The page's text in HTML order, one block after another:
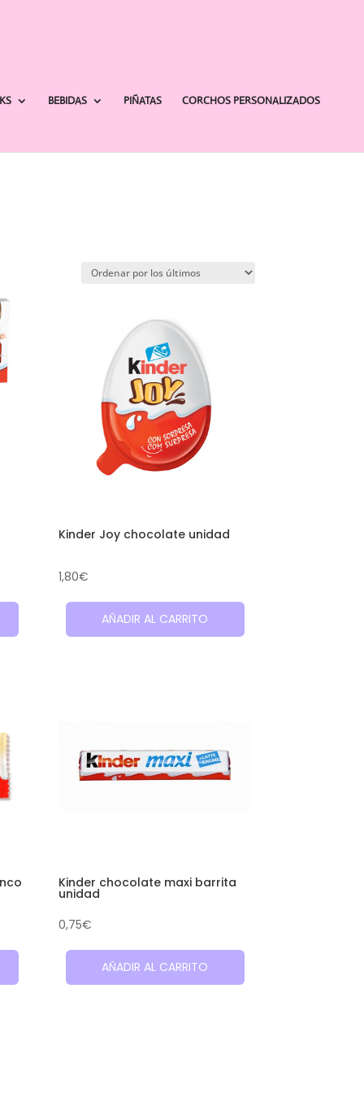
BEBIDAS PIÑATAS CORCHOS PERSONALIZADOS
Kinder Joy chocolate unidad
1,80€
AÑADIR AL CARRITO
Kinder chocolate maxi barrita
unidad
0,75€
AÑADIR AL CARRITO